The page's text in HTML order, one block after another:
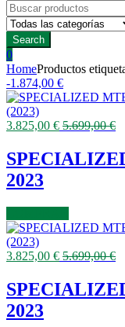
Search
0
HomeProductos
-1.874,00 €
3.825,00 € 5.699,00€
2023
3.825,00 € 5.699,00€
2023